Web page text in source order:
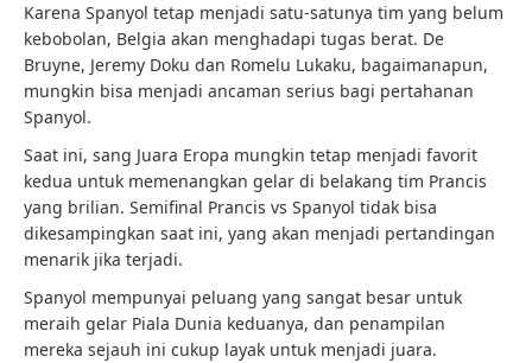
Karena Spanyol tetap menjadi satu-satunya tim yang belum
kebobolan, Belgia akan menghadapi tugas berat. De
Bruyne, Jeremy Doku dan Romelu Lukaku, bagaimanapun,
mungkin bisa menjadi ancaman serius bagi pertahanan
Spanyol.
Saat ini, sang Juara Eropa mungkin tetap menjadi favorit
kedua untuk memenangkan gelar di belakang tim Prancis
yang brilian. Semifinal Prancis vs Spanyol tidak bisa
dikesampingkan saat ini, yang akan menjadi pertandingan
menarik jika terjadi.
Spanyol mempunyai peluang yang sangat besar untuk
meraih gelar Piala Dunia keduanya, dan penampilan
mereka sejauh ini cukup layak untuk menjadi juara.